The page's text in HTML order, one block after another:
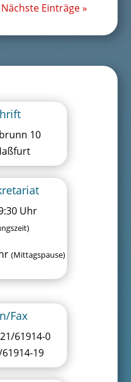
Nächste Einträge »
10
Uhr
(Mittagspause)
Fax
61914-0
19